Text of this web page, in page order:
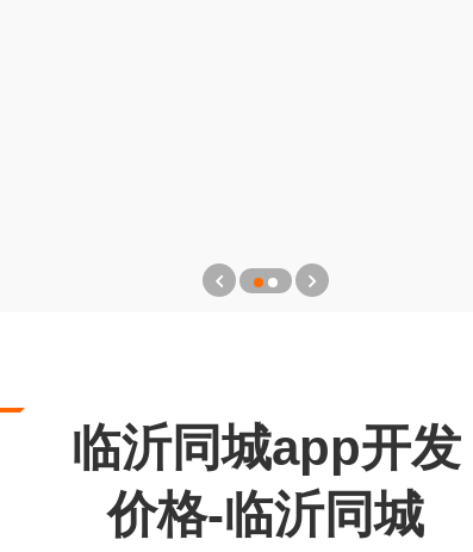
临沂同城app开发
价格-临沂同城